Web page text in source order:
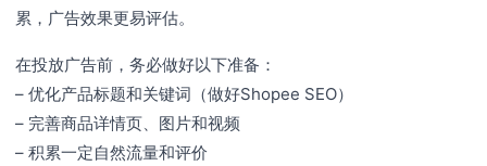
累，广告效果更易评估。
在投放广告前，务必做好以下准备：
– 优化产品标题和关键词（做好Shopee SEO）
– 完善商品详情页、图片和视频
– 积累一定自然流量和评价